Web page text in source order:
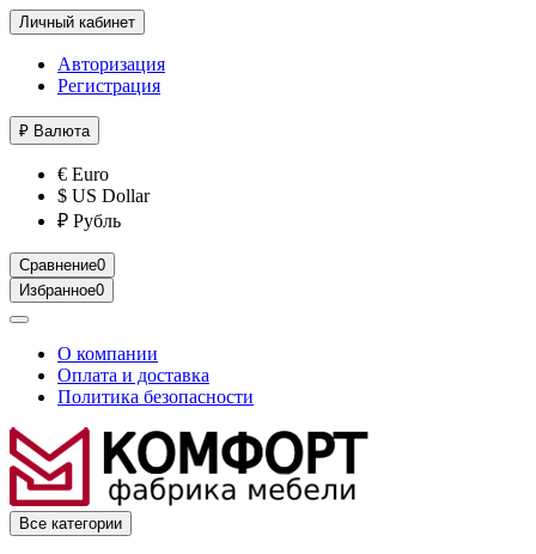
Личный кабинет
Авторизация
Регистрация
₽ Валюта
€ Euro
$ US Dollar
₽ Рубль
Сравнение0
Избранное0
О компании
Оплата и доставка
Политика безопасности
Все категории